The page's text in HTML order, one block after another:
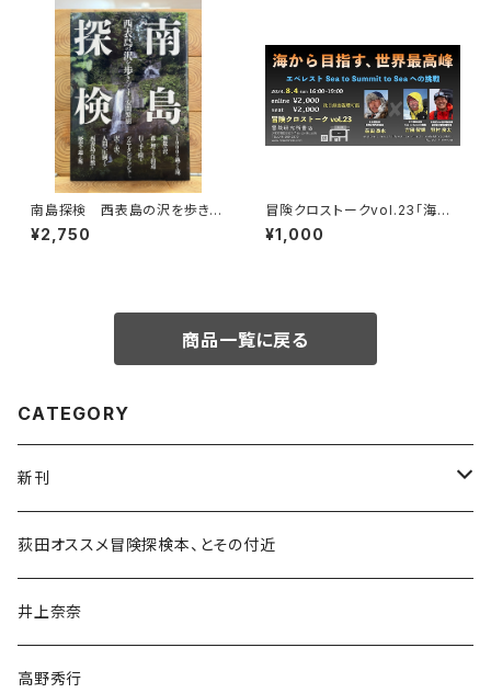
南島探検 西表島の沢を歩きつ
くす
¥2,750
冒険クロストークvol.23「海か
ら目指す、世界最高峰」録画視聴
権
¥1,000
商品一覧に戻る
CATEGORY
新刊
和書
文学・小説・物語
随筆・ノンフィクション・その他
荻田オススメ冒険探検本、とその付近
井上奈奈
高野秀行